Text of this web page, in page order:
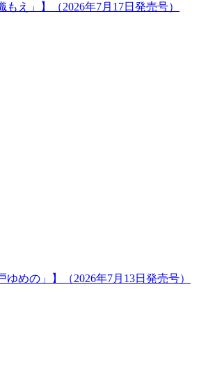
え」】（2026年7月17日発売号）
めの」】（2026年7月13日発売号）